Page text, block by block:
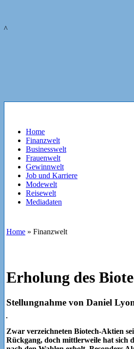
^
Home
Finanzwelt
Businesswelt
Frauenwelt
Gewinnwelt
Job und Karriere
Modewelt
Reisewelt
Mediadaten
Home » Finanzwelt
Erholung des
Stellungnahme von Daniel
Zwar verzeichneten Biotech-Aktien
Rückgang, doch mittlerweile hat sich